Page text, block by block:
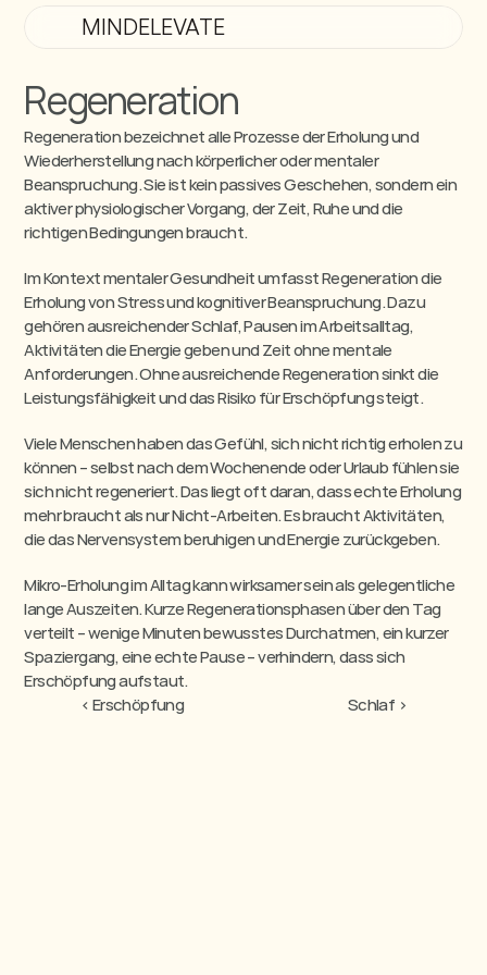
MINDELEVATE
Regeneration
Regeneration bezeichnet alle Prozesse der Erholung und
Wiederherstellung nach körperlicher oder mentaler
Beanspruchung. Sie ist kein passives Geschehen, sondern ein
aktiver physiologischer Vorgang, der Zeit, Ruhe und die
richtigen Bedingungen braucht.
Im Kontext mentaler Gesundheit umfasst Regeneration die
Erholung von Stress und kognitiver Beanspruchung. Dazu
gehören ausreichender Schlaf, Pausen im Arbeitsalltag,
Aktivitäten die Energie geben und Zeit ohne mentale
Anforderungen. Ohne ausreichende Regeneration sinkt die
Leistungsfähigkeit und das Risiko für Erschöpfung steigt.
Viele Menschen haben das Gefühl, sich nicht richtig erholen zu
können – selbst nach dem Wochenende oder Urlaub fühlen sie
sich nicht regeneriert. Das liegt oft daran, dass echte Erholung
mehr braucht als nur Nicht-Arbeiten. Es braucht Aktivitäten,
die das Nervensystem beruhigen und Energie zurückgeben.
Mikro-Erholung im Alltag kann wirksamer sein als gelegentliche
lange Auszeiten. Kurze Regenerationsphasen über den Tag
verteilt – wenige Minuten bewusstes Durchatmen, ein kurzer
Spaziergang, eine echte Pause – verhindern, dass sich
Erschöpfung aufstaut.
‹ Erschöpfung
Schlaf ›